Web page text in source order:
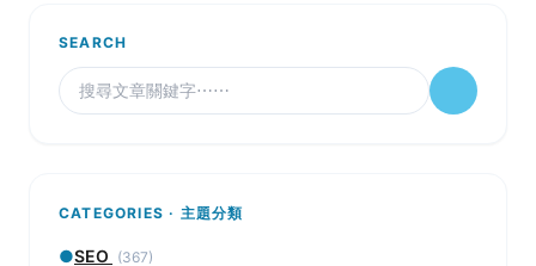
SEARCH
CATEGORIES · 主題分類
●SEO (367)